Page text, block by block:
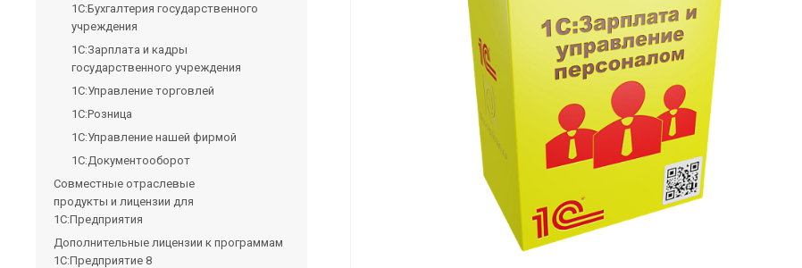
1С:Бухгалтерия государственного
учреждения
1С:Зарплата и кадры
государственного учреждения
1С:Управление торговлей
1С:Розница
1С:Управление нашей фирмой
1С:Документооборот
Совместные отраслевые
продукты и лицензии для
1С:Предприятия
Дополнительные лицензии к программам
1С:Предприятие 8